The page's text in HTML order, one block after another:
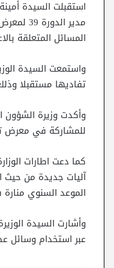
مدير
المسائل المتعلقة
واستمعت السيدة
تفاديها مستقبلا
وأكدت وزيرة الشؤون
للمشاركة في معرض
آليات جديدة من حيث
الموعد السنوي
وأشارت السيدة
عبر استخدام وسائل